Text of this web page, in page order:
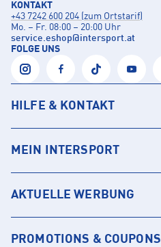
KONTAKT
+43 7242 600 204 (zum Ortstarif)
Mo. – Fr. 08:00 – 20:00 Uhr
service.eshop@intersport.at
FOLGE UNS
HILFE & KONTAKT
MEIN INTERSPORT
AKTUELLE WERBUNG
PROMOTIONS & COUPONS